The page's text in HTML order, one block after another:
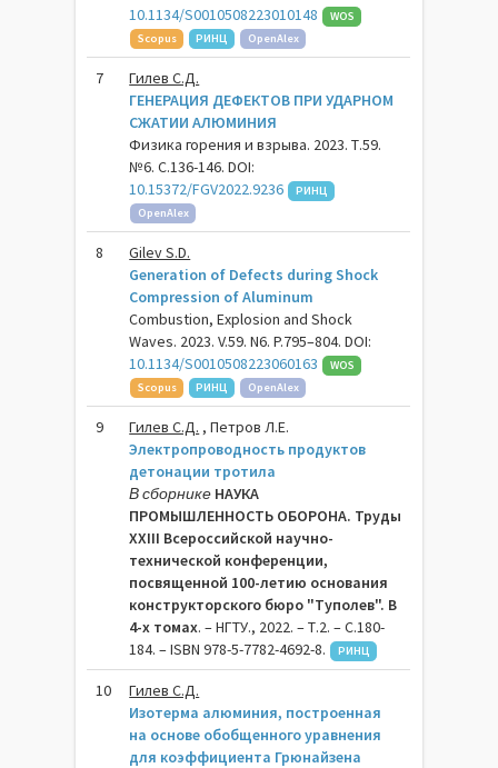
10.1134/S0010508223010148
WOS
Scopus
РИНЦ OpenAlex
7
Гилев С.Д.
ГЕНЕРАЦИЯ ДЕФЕКТОВ ПРИ УДАРНОМ
СЖАТИИ АЛЮМИНИЯ
Физика горения и взрыва. 2023. Т.59.
№6. С.136-146. DOI:
10.15372/FGV2022.9236
РИНЦ
OpenAlex
8
Gilev S.D.
Generation of Defects during Shock
Compression of Aluminum
Combustion, Explosion and Shock
Waves. 2023. V.59. N6. P.795–804. DOI:
10.1134/S0010508223060163
WOS
Scopus
РИНЦ OpenAlex
9 Гилев С.Д. , Петров Л.Е.
Электропроводность продуктов
детонации тротила
В сборнике НАУКА
ПРОМЫШЛЕННОСТЬ ОБОРОНА. Труды
XXIII Всероссийской научно-
технической конференции,
посвященной 100-летию основания
конструкторского бюро "Туполев". В
4-х томах. – НГТУ., 2022. – Т.2. – C.180-
184. – ISBN 978-5-7782-4692-8.
РИНЦ
10
Гилев С.Д.
Изотерма алюминия, построенная
на основе обобщенного уравнения
для коэффициента Грюнайзена